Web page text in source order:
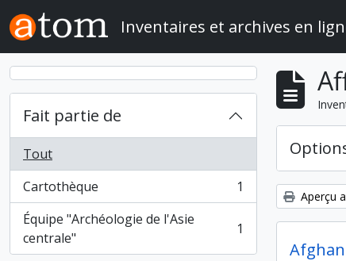
Skip to main content
Inventaires et archives en
Fait partie de
Tout
Cartothèque
, 1 résultats
1
Équipe "Archéologie de l'Asie
centrale"
, 1 résultats 1
Aperçu